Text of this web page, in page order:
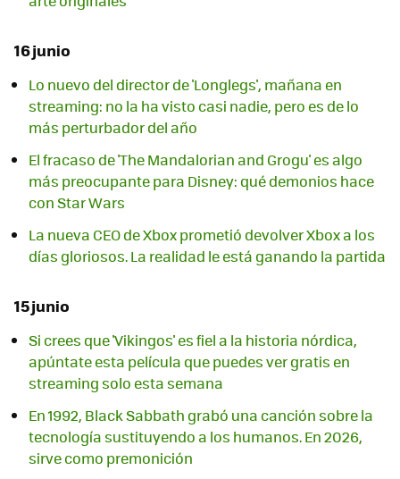
16 junio
Lo nuevo del director de 'Longlegs', mañana en
streaming: no la ha visto casi nadie, pero es de lo
más perturbador del año
El fracaso de 'The Mandalorian and Grogu' es algo
más preocupante para Disney: qué demonios hace
con Star Wars
La nueva CEO de Xbox prometió devolver Xbox a los
días gloriosos. La realidad le está ganando la partida
15 junio
Si crees que 'Vikingos' es fiel a la historia nórdica,
apúntate esta película que puedes ver gratis en
streaming solo esta semana
En 1992, Black Sabbath grabó una canción sobre la
tecnología sustituyendo a los humanos. En 2026,
sirve como premonición